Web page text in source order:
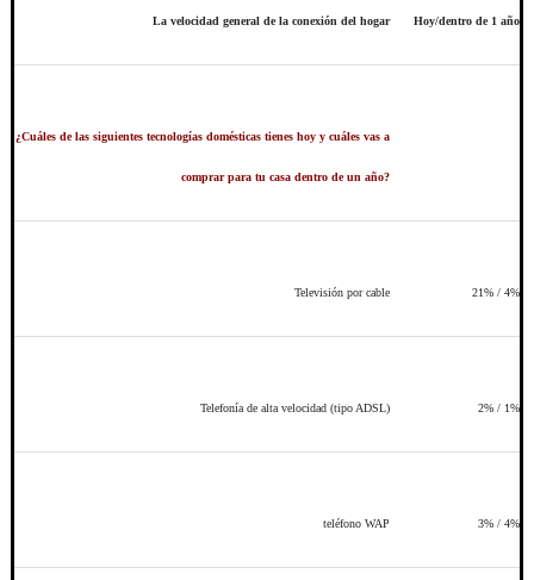
La velocidad general de la conexión del hogar Hoy/dentro de 1 año
¿Cuáles de las siguientes tecnologías domésticas tienes hoy y cuáles vas a
comprar para tu casa dentro de un año?
Televisión por cable 21% / 4%
Telefonía de alta velocidad (tipo ADSL) 2% / 1%
teléfono WAP 3% / 4%